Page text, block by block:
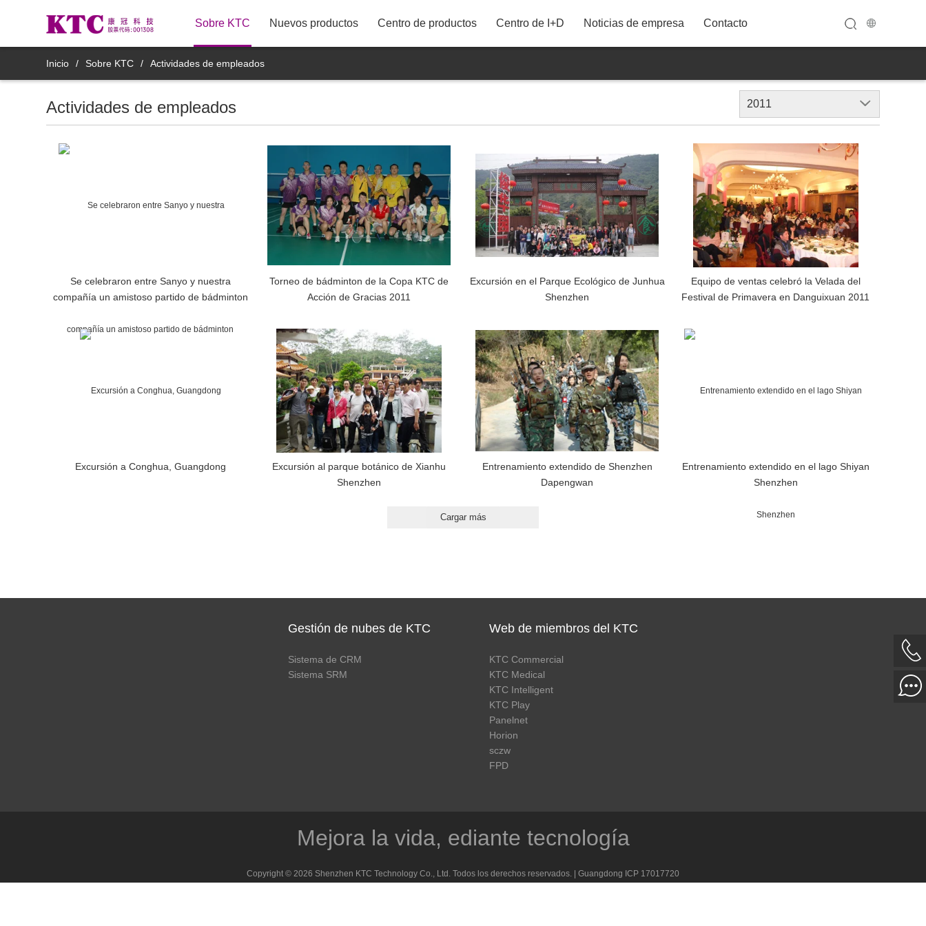
Sobre KTC Nuevos productos Centro de productos Centro de I+D Noticias de empresa Contacto
8M11YDT
TV LCD
Productos accesorios inteligentes
55"
50"
43"
42"
32"
24"
22"
Inicio / Sobre KTC / Actividades de empleados
Actividades de empleados 2011
Se celebraron entre Sanyo y nuestra
compañía un amistoso partido de bádminton
Torneo de bádminton de la Copa KTC de
Acción de Gracias 2011
Excursión en el Parque Ecológico de Junhua
Shenzhen
Equipo de ventas celebró la Velada del
Festival de Primavera en Danguixuan 2011
Excursión a Conghua, Guangdong
Excursión al parque botánico de Xianhu
Shenzhen
Entrenamiento extendido de Shenzhen
Dapengwan
Entrenamiento extendido en el lago Shiyan
Shenzhen
Cargar más
Gestión de nubes de KTC
Sistema de CRM
Sistema SRM
Web de miembros del KTC
KTC Commercial
KTC Medical
KTC Intelligent
KTC Play
Panelnet
Horion
sczw
FPD
Mejora la vida, ediante tecnología
Copyright © 2026 Shenzhen KTC Technology Co., Ltd. Todos los derechos reservados. | Guangdong ICP 17017720